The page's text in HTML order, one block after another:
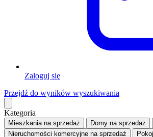
Zaloguj się
Przejdź do wyników wyszukiwania
Kategoria
Mieszkaniana sprzedaż Domy na sprzedaż
Nieruchomości komercyjne na sprzedaż